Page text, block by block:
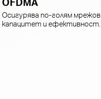
Осигурява по-голям мрежов
капацитет и ефективност.